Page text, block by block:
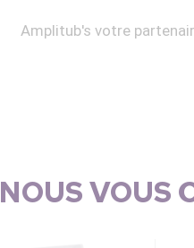
Amplitub's votre
NOUS VOUS